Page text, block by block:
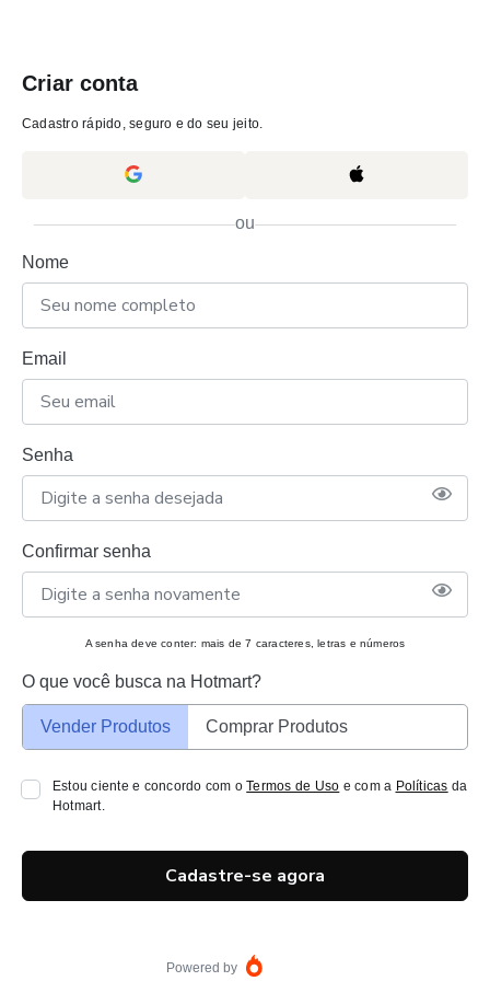
Criar conta
Cadastro rápido, seguro e do seu jeito.
ou
Nome
Email
Senha
Confirmar senha
A senha deve conter: mais de 7 caracteres, letras e números
O que você busca na Hotmart?
Vender Produtos Comprar Produtos
Estou ciente e concordo com oTermos de Uso e com a Políticas da
Hotmart.
Cadastre-se agora
Powered by